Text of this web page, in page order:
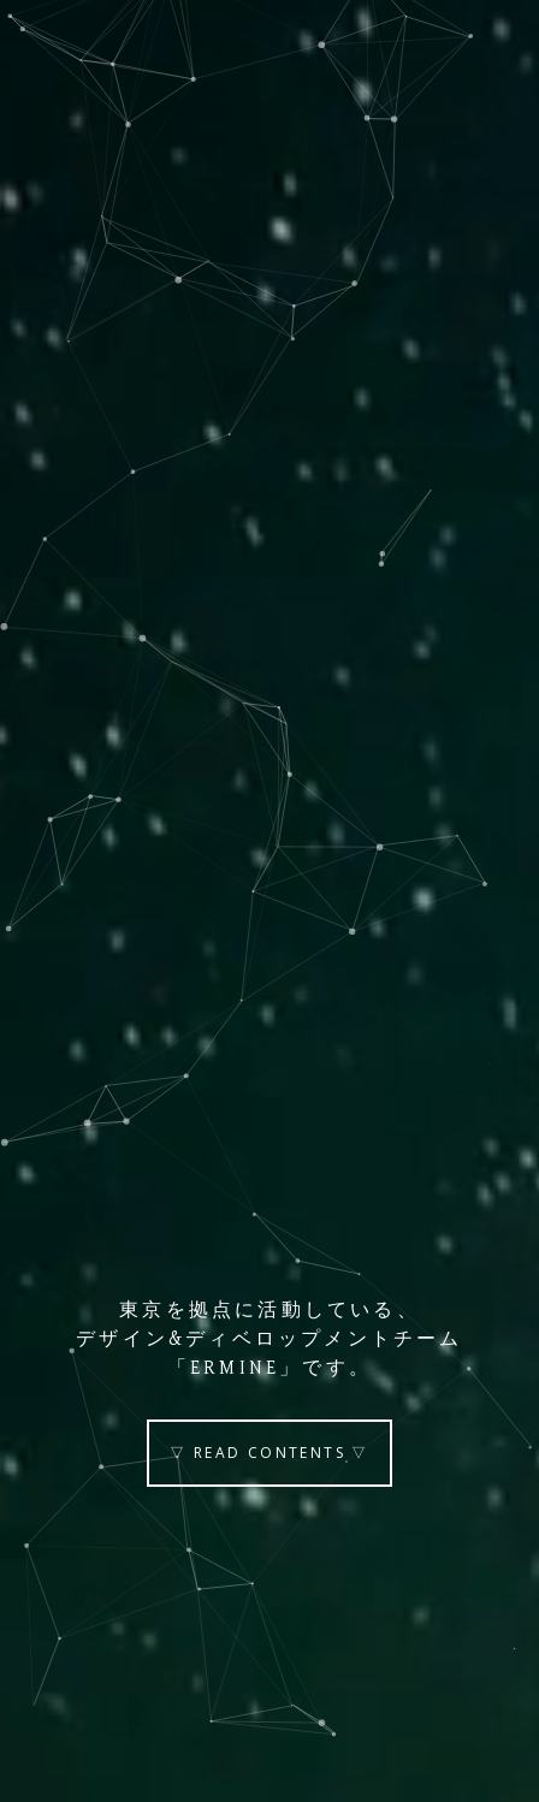
東京を拠点に活動している、
デザイン&ディベロップメントチーム
「ERMINE」です。
▽ READ CONTENTS ▽